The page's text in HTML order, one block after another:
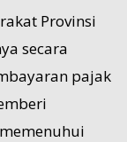
Provinsi
secara
pajak